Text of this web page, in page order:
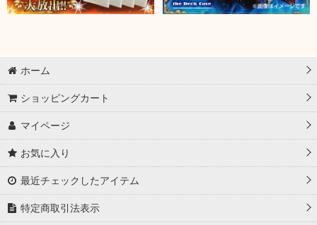
ホーム
ショッピングカート
マイページ
お気に入り
最近チェックしたアイテム
特定商取引法表示